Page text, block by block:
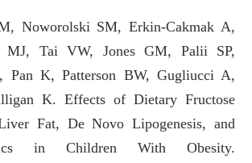
Noworolski SM, Erkin-Cakmak A,
MJ, Tai VW, Jones GM, Palii SP,
Pan K, Patterson BW, Gugliucci A,
K. Effects of Dietary Fructose
Fat, De Novo Lipogenesis, and
in Children With Obesity.